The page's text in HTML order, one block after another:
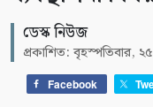
ডেস্ক নিউজ
প্রকাশিত: বৃহস্পতিবার,
Facebook